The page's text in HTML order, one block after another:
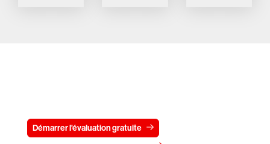
Démarrer l'évaluation gratuite